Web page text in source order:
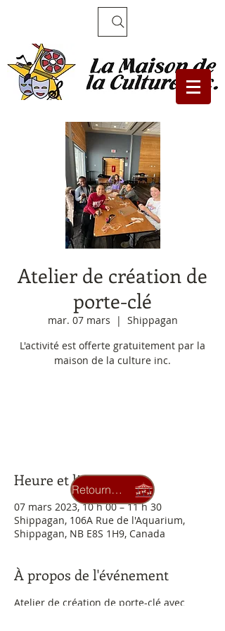
Atelier de création de
porte-clé
mar. 07 mars
  |
Shippagan
L'activité est offerte gratuitement par la
maison de la culture inc.
Heure et lieu
07 mars 2023, 10 h 00 – 11 h 30
Shippagan, 106A Rue de l'Aquarium,
Shippagan, NB E8S 1H9, Canada
À propos de l'événement
Atelier de création de porte-clé avec
Retourner au carrousel